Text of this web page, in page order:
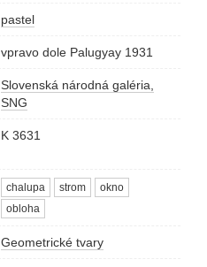
pastel
vpravo dole Palugyay 1931
Slovenská národná galéria,
SNG
K 3631
chalupa strom
okno
obloha
Geometrické tvary